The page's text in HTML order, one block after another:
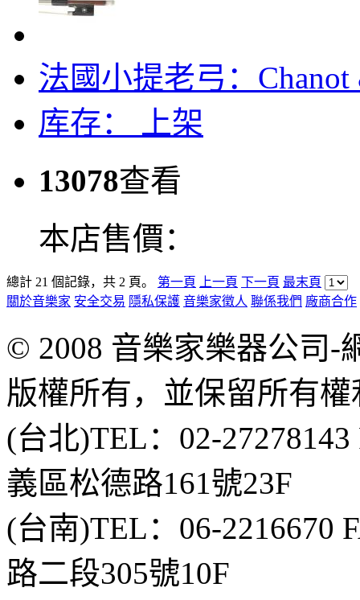
法國小提老弓：Chanot
库存：
上架
13078查看
本店售價：
總計 21 個記錄，共 2 頁。 第一頁 上一頁 下一頁 最末頁
關於音樂家 安全交易 隱私保護 音樂家徵人 聯係我們 廠商合作
© 2008 音樂家樂器公司-
版權所有，並保留所有權
(台北)TEL：02-
義區松德路161號23F
(台南)TEL：06-2216670
路二段305號10F